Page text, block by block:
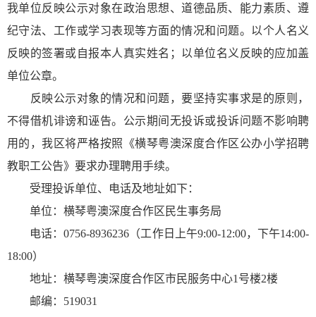
我单位反映公示对象在政治思想、道德品质、能力素质、遵
纪守法、工作或学习表现等方面的情况和问题。以个人名义
反映的签署或自报本人真实姓名；以单位名义反映的应加盖
单位公章。
反映公示对象的情况和问题，要坚持实事求是的原则，
不得借机诽谤和诬告。公示期间无投诉或投诉问题不影响聘
用的，我区将严格按照《横琴粤澳深度合作区公办小学招聘
教职工公告》要求办理聘用手续。
受理投诉单位、电话及地址如下：
单位：横琴粤澳深度合作区民生事务局
电话：0756-8936236（工作日上午9:00-12:00，下午14:00-
18:00）
地址：横琴粤澳深度合作区市民服务中心1号楼2楼
邮编：519031